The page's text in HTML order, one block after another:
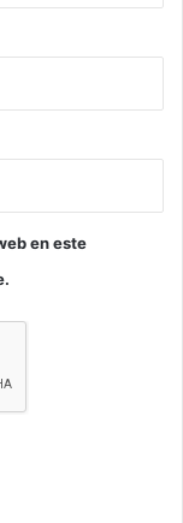
en este